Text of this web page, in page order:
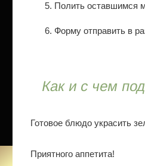
Полить оставшимся
Форму отправить в
Как и с чем
Готовое блюдо украсить
Приятного аппетита!